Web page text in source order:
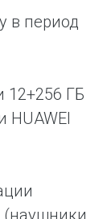
в период
12+256 ГБ
HUAWEI
(наушники